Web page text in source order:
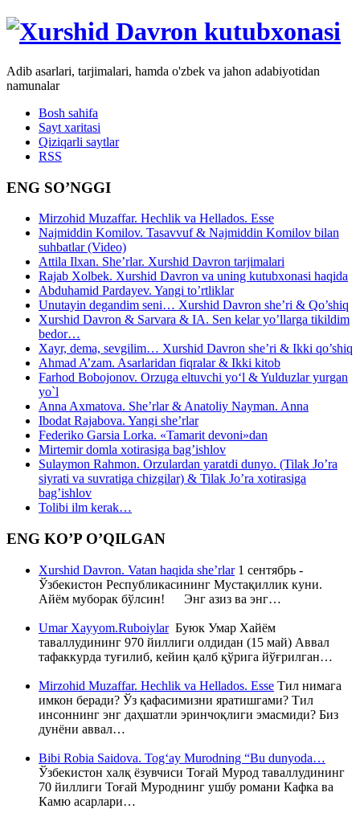
Adib asarlari, tarjimalari, hamda o'zbek va jahon adabiyotidan
namunalar
Bosh sahifa
Sayt xaritasi
Qiziqarli saytlar
RSS
ENG SO’NGGI
Mirzohid Muzaffar. Hechlik va Hellados. Esse
Najmiddin Komilov. Tasavvuf & Najmiddin Komilov bilan
suhbatlar (Video)
Attila Ilxan. She’rlar. Xurshid Davron tarjimalari
Rajab Xolbek. Xurshid Davron va uning kutubxonasi haqida
Abduhamid Pardayev. Yangi to’rtliklar
Unutayin degandim seni… Xurshid Davron she’ri & Qo’shiq
Xurshid Davron & Sarvara & IA. Sen kelar yo’llarga tikildim
bedor…
Xayr, dema, sevgilim… Xurshid Davron she’ri & Ikki qo’shiq
Ahmad A’zam. Asarlaridan fiqralar & Ikki kitob
Farhod Bobojonov. Orzuga eltuvchi yo‘l & Yulduzlar yurgan
yo`l
Anna Axmatova. She’rlar & Anatoliy Nayman. Anna
Ibodat Rajabova. Yangi she’rlar
Federiko Garsia Lorka. «Tamarit devoni»dan
Mirtemir domla xotirasiga bag’ishlov
Sulaymon Rahmon. Orzulardan yaratdi dunyo. (Tilak Jo’ra
siyrati va suvratiga chizgilar) & Tilak Jo’ra xotirasiga
bag’ishlov
Tolibi ilm kerak…
ENG KO’P O’QILGAN
Xurshid Davron. Vatan haqida she’rlar1 сентябрь -
Ўзбекистон Республикасининг Мустақиллик куни.
Айём муборак бўлсин! Энг азиз ва энг…
Umar Xayyom.RuboiylarБуюк Умар Хайём
таваллудининг 970 йиллиги олдидан (15 май) Аввал
тафаккурда туғилиб, кейин қалб қўрига йўғрилган…
Mirzohid Muzaffar. Hechlik va Hellados. Esse Тил нимага
имкон беради? Ўз қафасимизни яратишгами? Тил
инсоннинг энг даҳшатли эринчоқлиги эмасмиди? Биз
дунёни аввал…
Bibi Robia Saidova. Tog‘ay Murodning “Bu dunyoda…
Ўзбекистон халқ ёзувчиси Тоғай Мурод таваллудининг
70 йиллиги Тоғай Муроднинг ушбу романи Кафка ва
Камю асарлари…